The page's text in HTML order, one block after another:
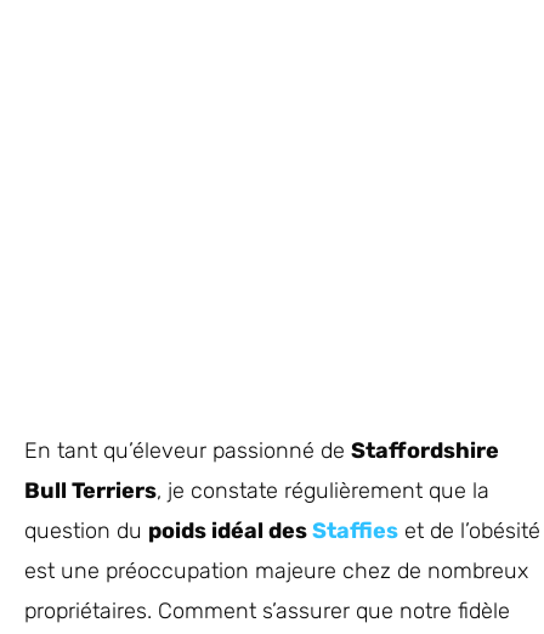
En tant qu’éleveur passionné de Staffordshire
Bull Terriers, je constate régulièrement que la
question du poids idéal desStaffies et de l’obésité
est une préoccupation majeure chez de nombreux
propriétaires. Comment s’assurer que notre fidèle